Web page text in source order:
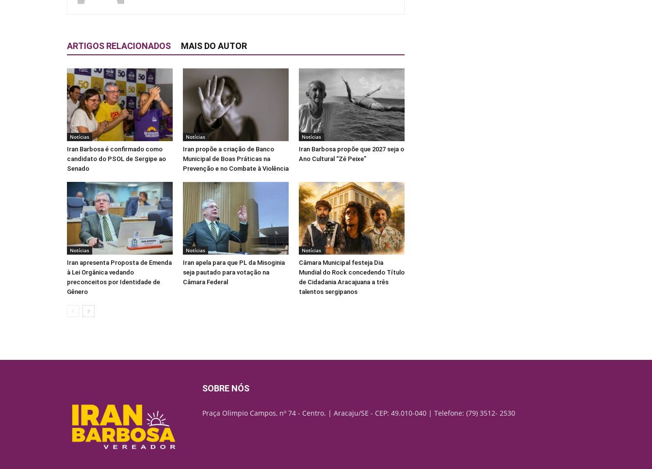
ARTIGOS RELACIONADOS MAIS DO AUTOR
Notícias
Iran Barbosa é confirmado como
candidato do PSOL de Sergipe ao
Senado
Notícias
Iran propõe a criação de Banco
Municipal de Boas Práticas na
Prevenção e no Combate à Violência
Notícias
Iran Barbosa propõe que 2027 seja o
Ano Cultural “Zé Peixe”
Notícias
Iran apresenta Proposta de Emenda
à Lei Orgânica vedando
preconceitos por Identidade de
Gênero
Notícias
Iran apela para que PL da Misoginia
seja pautado para votação na
Câmara Federal
Notícias
Câmara Municipal festeja Dia
Mundial do Rock concedendo Título
de Cidadania Aracajuana a três
talentos sergipanos
SOBRE NÓS
Praça Olimpio Campos, nº 74 - Centro. | Aracaju/SE - CEP: 49.010-040 | Telefone: (79) 3512- 2530